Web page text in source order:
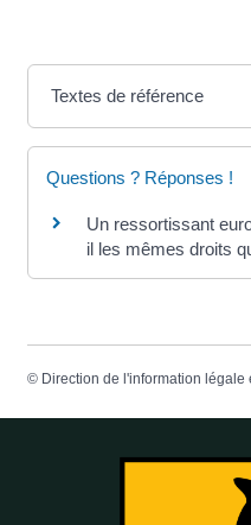
Textes de référence
Questions ? Réponses !
Un ressortissant
il les mêmes droits
© Direction de l'information légale